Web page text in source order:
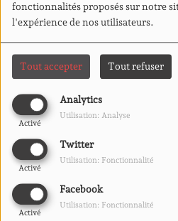
fonctionnalités proposés sur notre
l'expérience de nos utilisateurs.
Tout accepter Tout refuser
Analytics
Activé
Utilisation: Analyse
Twitter
Activé
Utilisation: Fonctionnalité
Facebook
Activé
Utilisation: Fonctionnalité